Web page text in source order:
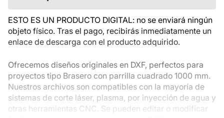
tienes alguna duda. Si tienes problemas con el pedido,
ponte en contacto directamente con el vendedor.
ESTO ES UN PRODUCTO DIGITAL: no se enviará ningún
objeto físico. Tras el pago, recibirás inmediatamente un
enlace de descarga con el producto adquirido.
Ofrecemos diseños originales en DXF, perfectos para
proyectos tipo Brasero con parrilla cuadrado 1000 mm.
Nuestros archivos son compatibles con la mayoría de
sistemas de corte láser, plasma, por inyección de agua y
otras herramientas CNC. Se pueden editar o modificar